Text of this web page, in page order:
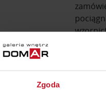
Zgoda
W